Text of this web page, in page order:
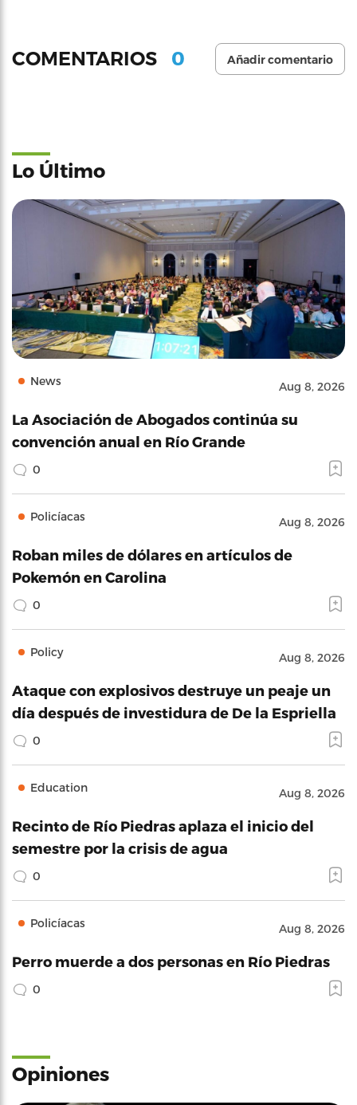
COMENTARIOS 0 Añadir comentario
Lo Último
News Aug 8, 2026
La Asociación de Abogados continúa su
convención anual en Río Grande
0
Policíacas Aug 8, 2026
Roban miles de dólares en artículos de
Pokemón en Carolina
0
Policy Aug 8, 2026
Ataque con explosivos destruye un peaje un
día después de investidura de De la Espriella
0
Education Aug 8, 2026
Recinto de Río Piedras aplaza el inicio del
semestre por la crisis de agua
0
Policíacas Aug 8, 2026
Perro muerde a dos personas en Río Piedras
0
Opiniones